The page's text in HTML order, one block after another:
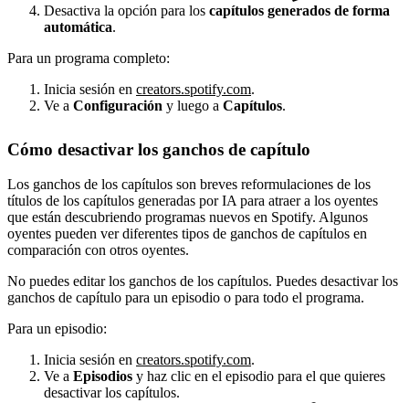
Desactiva la opción para los capítulos generados de forma
automática.
Para un programa completo:
Inicia sesión en creators.spotify.com.
Ve a Configuración y luego a Capítulos.
Cómo desactivar los ganchos de capítulo
Los ganchos de los capítulos son breves reformulaciones de los
títulos de los capítulos generadas por IA para atraer a los oyentes
que están descubriendo programas nuevos en Spotify. Algunos
oyentes pueden ver diferentes tipos de ganchos de capítulos en
comparación con otros oyentes.
No puedes editar los ganchos de los capítulos. Puedes desactivar los
ganchos de capítulo para un episodio o para todo el programa.
Para un episodio:
Inicia sesión en creators.spotify.com.
Ve a Episodios y haz clic en el episodio para el que quieres
desactivar los capítulos.